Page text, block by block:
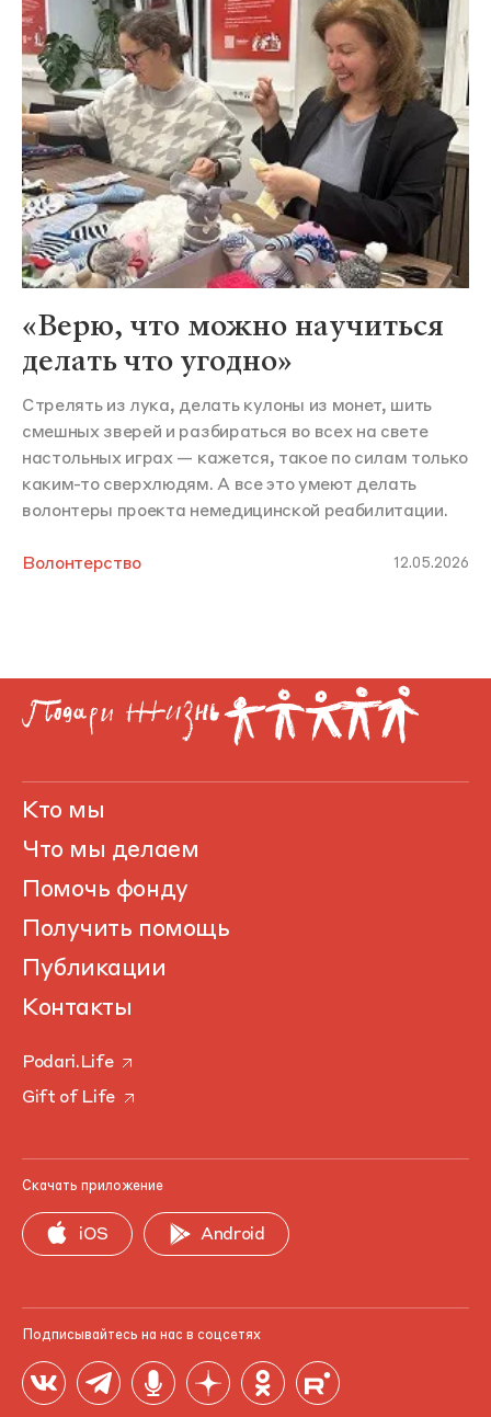
«Верю, что можно научиться
делать что угодно»
Стрелять из лука, делать кулоны из монет, шить
смешных зверей и разбираться во всех на свете
настольных играх — кажется, такое по силам только
каким-то сверхлюдям. А все это умеют делать
волонтеры проекта немедицинской реабилитации.
Волонтерство 12.05.2026
Кто мы
Что мы делаем
Помочь фонду
Получить помощь
Публикации
Контакты
Podari.Life
Gift of Life
Скачать приложение
iOS Android
Подписывайтесь на нас в соцсетях